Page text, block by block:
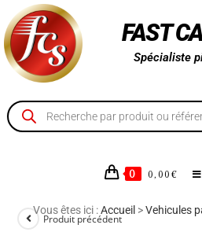
FAST
Spécialiste
0 0,00 €
Vous êtes ici :Accueil >Vehicules
Produit précédent